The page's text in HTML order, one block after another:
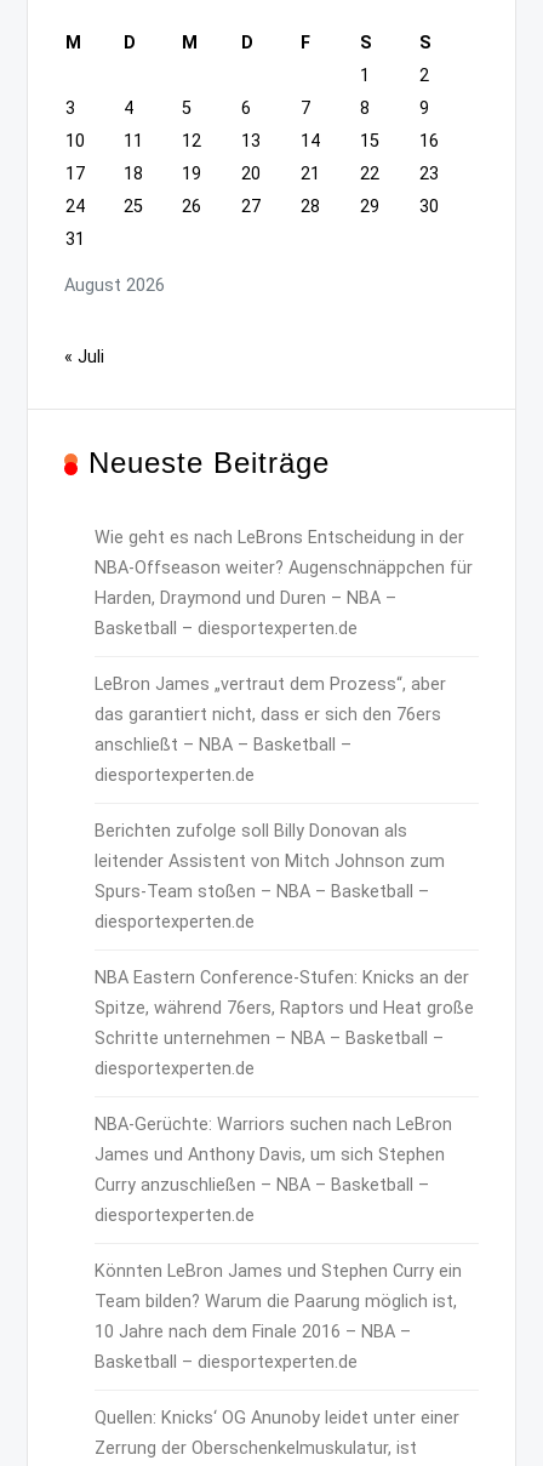
August 2026
M D M D F S
S
1
2
3
4 5 6 7 8
9
10
11 12 13 14 15
16
17
18 19 20 21 22
23
24
25 26 27 28 29
30
31
« Juli
Neueste Beiträge
Wie geht es nach LeBrons Entscheidung in der
NBA-Offseason weiter? Augenschnäppchen für
Harden, Draymond und Duren – NBA –
Basketball – diesportexperten.de
LeBron James „vertraut dem Prozess“, aber
das garantiert nicht, dass er sich den 76ers
anschließt – NBA – Basketball –
diesportexperten.de
Berichten zufolge soll Billy Donovan als
leitender Assistent von Mitch Johnson zum
Spurs-Team stoßen – NBA – Basketball –
diesportexperten.de
NBA Eastern Conference-Stufen: Knicks an der
Spitze, während 76ers, Raptors und Heat große
Schritte unternehmen – NBA – Basketball –
diesportexperten.de
NBA-Gerüchte: Warriors suchen nach LeBron
James und Anthony Davis, um sich Stephen
Curry anzuschließen – NBA – Basketball –
diesportexperten.de
Könnten LeBron James und Stephen Curry ein
Team bilden? Warum die Paarung möglich ist,
10 Jahre nach dem Finale 2016 – NBA –
Basketball – diesportexperten.de
Quellen: Knicks‘ OG Anunoby leidet unter einer
Zerrung der Oberschenkelmuskulatur, ist